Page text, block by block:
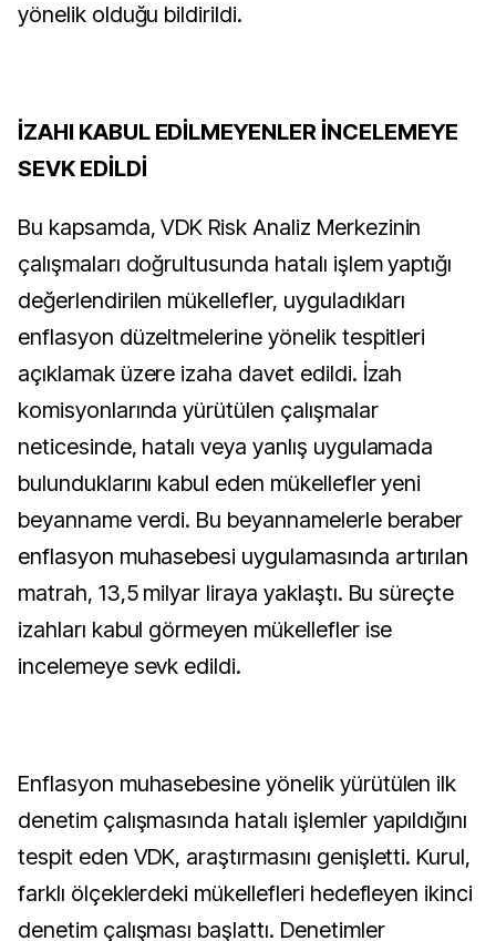
yönelik olduğu bildirildi.
İZAHI KABUL EDİLMEYENLER İNCELEMEYE
SEVK EDİLDİ
Bu kapsamda, VDK Risk Analiz Merkezinin
çalışmaları doğrultusunda hatalı işlem yaptığı
değerlendirilen mükellefler, uyguladıkları
enflasyon düzeltmelerine yönelik tespitleri
açıklamak üzere izaha davet edildi. İzah
komisyonlarında yürütülen çalışmalar
neticesinde, hatalı veya yanlış uygulamada
bulunduklarını kabul eden mükellefler yeni
beyanname verdi. Bu beyannamelerle beraber
enflasyon muhasebesi uygulamasında artırılan
matrah, 13,5 milyar liraya yaklaştı. Bu süreçte
izahları kabul görmeyen mükellefler ise
incelemeye sevk edildi.
Enflasyon muhasebesine yönelik yürütülen ilk
denetim çalışmasında hatalı işlemler yapıldığını
tespit eden VDK, araştırmasını genişletti. Kurul,
farklı ölçeklerdeki mükellefleri hedefleyen ikinci
denetim çalışması başlattı. Denetimler